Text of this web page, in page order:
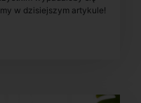
w dzisiejszym artykule!